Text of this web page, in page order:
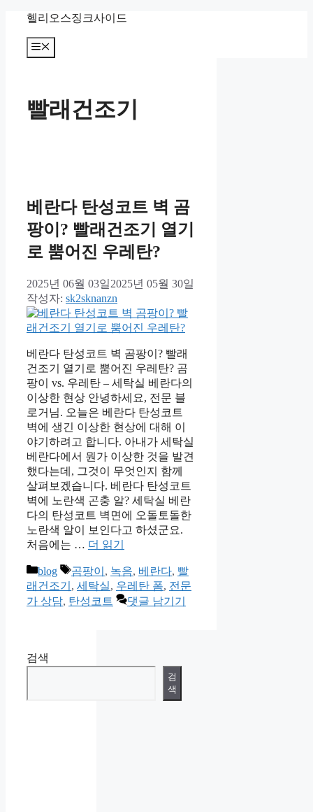
헬리오스징크사이드
메
뉴
빨래건조기
베란다 탄성코트 벽 곰
팡이? 빨래건조기 열기
로 뿜어진 우레탄?
2025년 06월 03일2025년 05월 30일
작성자: sk2sknanzn
베란다 탄성코트 벽 곰팡이? 빨래
건조기 열기로 뿜어진 우레탄? 곰
팡이 vs. 우레탄 – 세탁실 베란다의
이상한 현상 안녕하세요, 전문 블
로거님. 오늘은 베란다 탄성코트
벽에 생긴 이상한 현상에 대해 이
야기하려고 합니다. 아내가 세탁실
베란다에서 뭔가 이상한 것을 발견
했다는데, 그것이 무엇인지 함께
살펴보겠습니다. 베란다 탄성코트
벽에 노란색 곤충 알? 세탁실 베란
다의 탄성코트 벽면에 오돌토돌한
노란색 알이 보인다고 하셨군요.
처음에는 … 더 읽기
카
테
고
blog
태
그
곰팡이 , 녹음, 베란다, 빨
래건조기 , 세탁실, 우레탄 폼, 전문
가 상담, 탄성코트 댓글 남기기
검색
검
색